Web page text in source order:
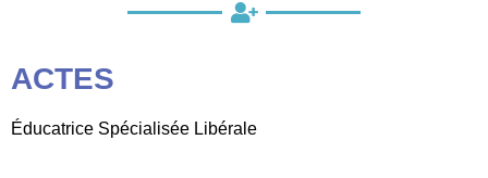
ACTES
Éducatrice Spécialisée Libérale